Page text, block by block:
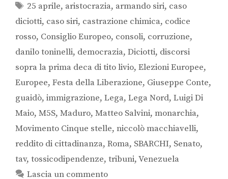
25 aprile, aristocrazia, armando siri, caso
diciotti, caso siri, castrazione chimica, codice
rosso, Consiglio Europeo, consoli, corruzione,
danilo toninelli, democrazia, Diciotti, discorsi
sopra la prima deca di tito livio, Elezioni Europee,
Europee, Festa della Liberazione, Giuseppe Conte,
guaidò, immigrazione, Lega, Lega Nord, Luigi Di
Maio, M5S, Maduro, Matteo Salvini, monarchia,
Movimento Cinque stelle, niccolò macchiavelli,
reddito di cittadinanza, Roma, SBARCHI, Senato,
tav, tossicodipendenze, tribuni,Venezuela
Lascia un commento